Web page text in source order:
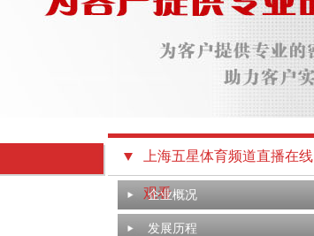
上海五星体育频道直播在线
观看
企业概况
发展历程